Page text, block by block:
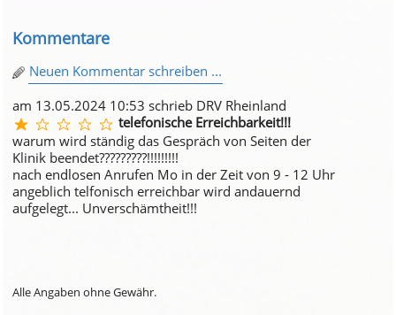
Kommentare
Neuen Kommentar schreiben ...
am 13.05.2024 10:53 schrieb DRV Rheinland
telefonische Erreichbarkeit!!!
warum wird ständig das Gespräch von Seiten der
Klinik beendet?????????!!!!!!!!!
nach endlosen Anrufen Mo in der Zeit von 9 - 12 Uhr
angeblich telfonisch erreichbar wird andauernd
aufgelegt... Unverschämtheit!!!
Alle Angaben ohne Gewähr.